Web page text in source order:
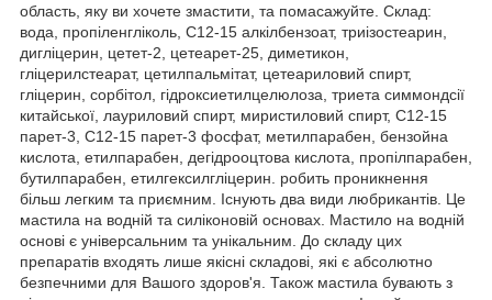
область, яку ви хочете змастити, та помасажуйте. Склад:
вода, пропіленгліколь, C12-15 алкілбензоат, триізостеарин,
дигліцерин, цетет-2, цетеарет-25, диметикон,
гліцерилстеарат, цетилпальмітат, цетеариловий спирт,
гліцерин, сорбітол, гідроксиетилцелюлоза, триета симмондсії
китайської, лауриловий спирт, миристиловий спирт, C12-15
парет-3, C12-15 парет-3 фосфат, метилпарабен, бензойна
кислота, етилпарабен, дегідрооцтова кислота, пропілпарабен,
бутилпарабен, етилгексилгліцерин. робить проникнення
більш легким та приємним. Існують два види любрикантів. Це
мастила на водній та силіконовій основах. Мастило на водній
основі є універсальним та унікальним. До складу цих
препаратів входять лише якісні складові, які є абсолютно
безпечними для Вашого здоров'я. Також мастила бувають з